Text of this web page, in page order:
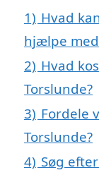
1) Hvad
hjælpe
2) Hvad
Torslunde?
3) Fordele
Torslunde?
4) Søg